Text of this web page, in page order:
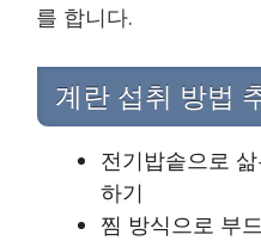
를 합니다.
계란 섭취 방법
전기밥솥으로
하기
찜 방식으로 부